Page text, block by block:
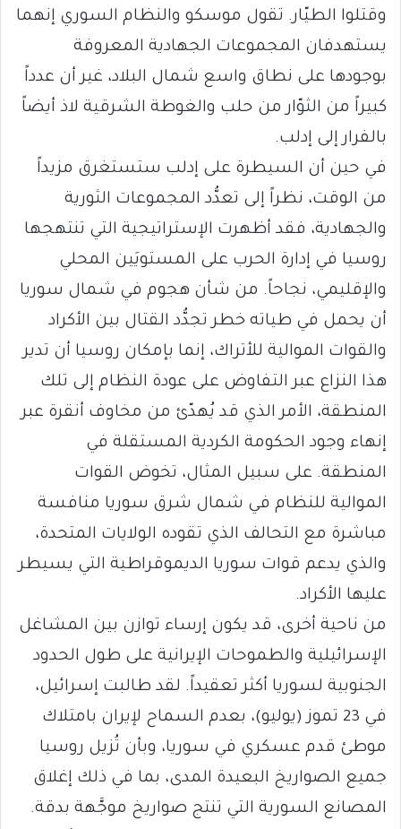
وقتلوا الطيّار. تقول موسكو والنظام السوري إنهما
يستهدفان المجموعات الجهادية المعروفة
بوجودها على نطاق واسع شمال البلاد، غير أن عدداً
كبيراً من الثوّار من حلب والغوطة الشرقية لاذ أيضاً
بالفرار إلى إدلب.
في حين أن السيطرة على إدلب ستستغرق مزيداً
من الوقت، نظراً إلى تعدُّد المجموعات الثورية
والجهادية، فقد أظهرت الإستراتيجية التي تنتهجها
روسيا في إدارة الحرب على المستويَين المحلي
والإقليمي، نجاحاً. من شأن هجوم في شمال سوريا
أن يحمل في طياته خطر تجدُّد القتال بين الأكراد
والقوات الموالية للأتراك، إنما بإمكان روسيا أن تدير
هذا النزاع عبر التفاوض على عودة النظام إلى تلك
المنطقة، الأمر الذي قد يُهدّئ من مخاوف أنقرة عبر
إنهاء وجود الحكومة الكردية المستقلة في
المنطقة. على سبيل المثال، تخوض القوات
الموالية للنظام في شمال شرق سوريا منافسة
مباشرة مع التحالف الذي تقوده الولايات المتحدة،
والذي يدعم قوات سوريا الديموقراطية التي يسيطر
عليها الأكراد.
من ناحية أخرى، قد يكون إرساء توازن بين المشاغل
الإسرائيلية والطموحات الإيرانية على طول الحدود
الجنوبية لسوريا أكثر تعقيداً. لقد طالبت إسرائيل،
في 23 تموز (يوليو)، بعدم السماح لإيران بامتلاك
موطئ قدم عسكري في سوريا، وبأن تُزيل روسيا
جميع الصواريخ البعيدة المدى، بما في ذلك إغلاق
المصانع السورية التي تنتج صواريخ موجَّهة بدقة.